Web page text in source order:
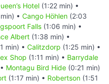
Hotel (1:22 min) •
• Cango Höhlen (2:03
Falls (1:06 min) •
Albert (1:38 min) •
min) • Calitzdorp (1:25 min) •
Shop (1:11 min) • Barrydale
Montagu Bird Hide (0:21 min)
(1:17 min) • Robertson (1:51